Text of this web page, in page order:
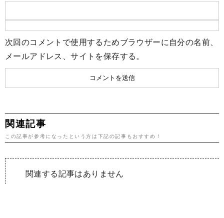
次回のコメントで使用するためブラウザーに自分の名前、
メールアドレス、サイトを保存する。
関連記事
この記事が参考になったという方は下記の記事もおすすめ！
関連する記事はありません